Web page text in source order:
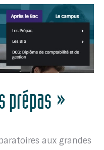
prépas »
aux grandes